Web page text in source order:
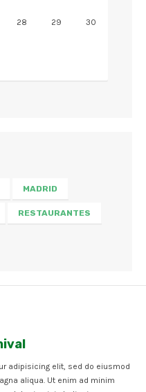
28 29 30
MADRID
RESTAURANTES
adipisicing elit, sed do eiusmod
aliqua. Ut enim ad minim